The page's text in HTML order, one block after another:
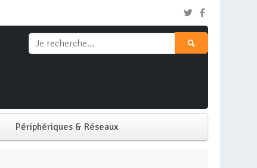
Périphériques & Réseaux